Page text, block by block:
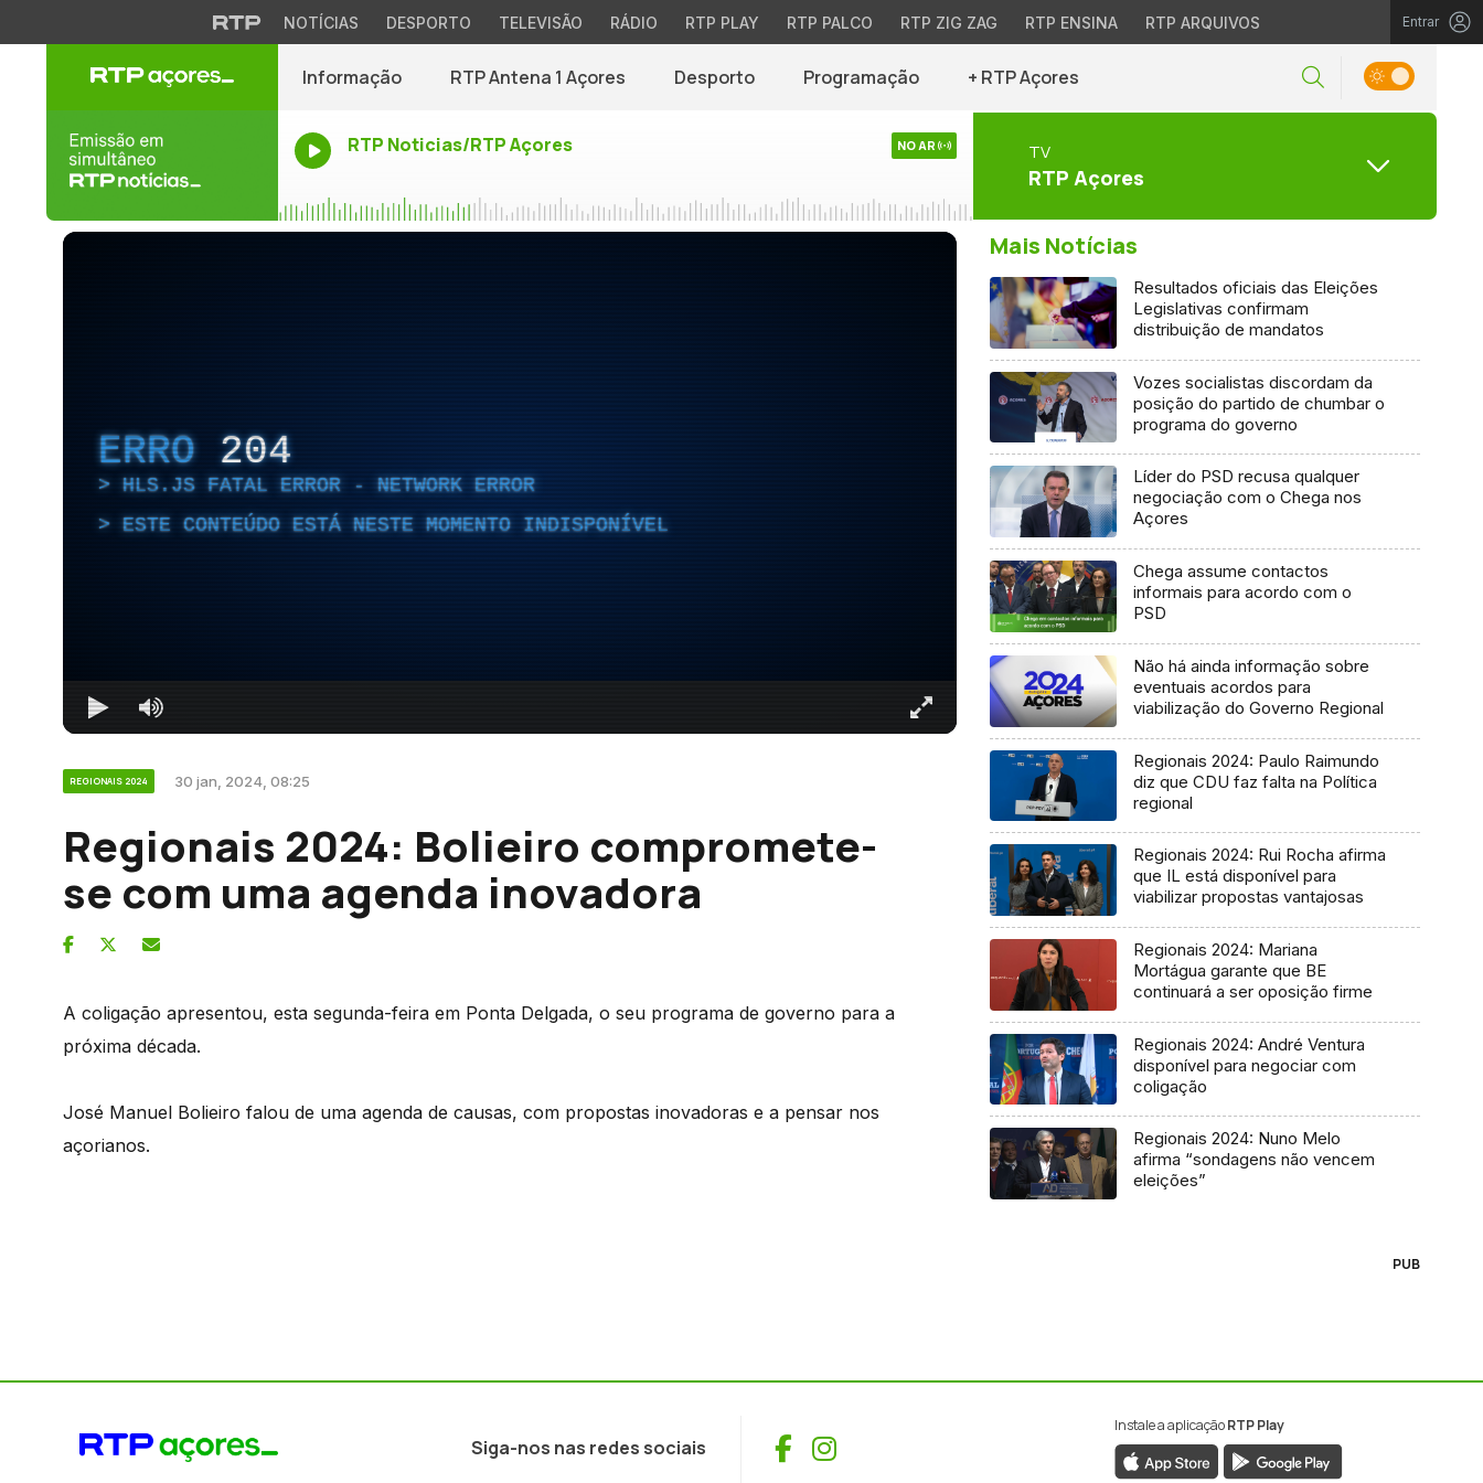
NOTÍCIAS DESPORTO TELEVISÃO RÁDIO RTP PLAY RTP PALCO RTP ZIG ZAG RTP ENSINA RTP ARQUIVOS Entrar
Informação RTP Antena 1 Açores Desporto Programação + RTP Açores
RTP Noticias/RTP Açores NO AR TV
RTP Açores
ERRO 204
HLS.JS FATAL ERROR - NETWORK ERROR
ESTE CONTEÚDO ESTÁ NESTE MOMENTO INDISPONÍVEL
REGIONAIS 2024 30 jan, 2024, 08:25
Regionais 2024: Bolieiro compromete-
se com uma agenda inovadora
A coligação apresentou, esta segunda-feira em Ponta Delgada, o seu programa de governo para a
próxima década.
José Manuel Bolieiro falou de uma agenda de causas, com propostas inovadoras e a pensar nos
açorianos.
Mais Notícias
Resultados oficiais das Eleições
Legislativas confirmam
distribuição de mandatos
Vozes socialistas discordam da
posição do partido de chumbar o
programa do governo
Líder do PSD recusa qualquer
negociação com o Chega nos
Açores
Chega assume contactos
informais para acordo com o
PSD
Não há ainda informação sobre
eventuais acordos para
viabilização do Governo Regional
Regionais 2024: Paulo Raimundo
diz que CDU faz falta na Política
regional
Regionais 2024: Rui Rocha afirma
que IL está disponível para
viabilizar propostas vantajosas
Regionais 2024: Mariana
Mortágua garante que BE
continuará a ser oposição firme
Regionais 2024: André Ventura
disponível para negociar com
coligação
Regionais 2024: Nuno Melo
afirma “sondagens não vencem
eleições”
PUB
Siga-nos nas redes sociais Facebook
Instagram
Instale a aplicaçãoRTP Play